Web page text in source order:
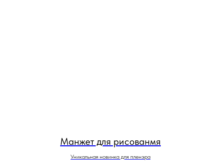
Манжет для рисованмя
Уникальная новинка для пленэра